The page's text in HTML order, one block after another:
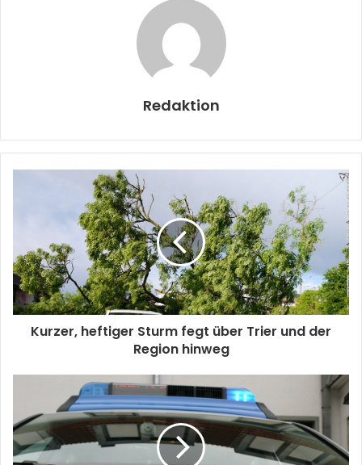
Redaktion
Kurzer, heftiger Sturm fegt über Trier und der
Region hinweg